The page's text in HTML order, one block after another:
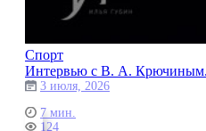
Спорт
Интервью с В. А. Крючиным.
3 июля, 2026
7 мин.
124